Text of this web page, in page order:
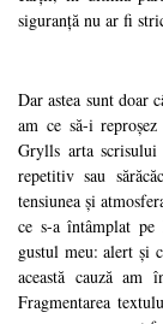
siguranță nu ar fi
Dar astea sunt doar
am ce să-i
Grylls arta
repetitiv sau
tensiunea și
ce s-a întâmplat
gustul meu: alert și
această cauză am
Fragmentarea